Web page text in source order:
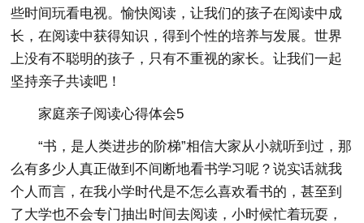
些时间玩看电视。愉快阅读，让我们的孩子在阅读中成
长，在阅读中获得知识，得到个性的培养与发展。世界
上没有不聪明的孩子，只有不重视的家长。让我们一起
坚持亲子共读吧！
家庭亲子阅读心得体会5
“书，是人类进步的阶梯”相信大家从小就听到过，那
么有多少人真正做到不间断地看书学习呢？说实话就我
个人而言，在我小学时代是不怎么喜欢看书的，甚至到
了大学也不会专门抽出时间去阅读，小时候忙着玩耍，